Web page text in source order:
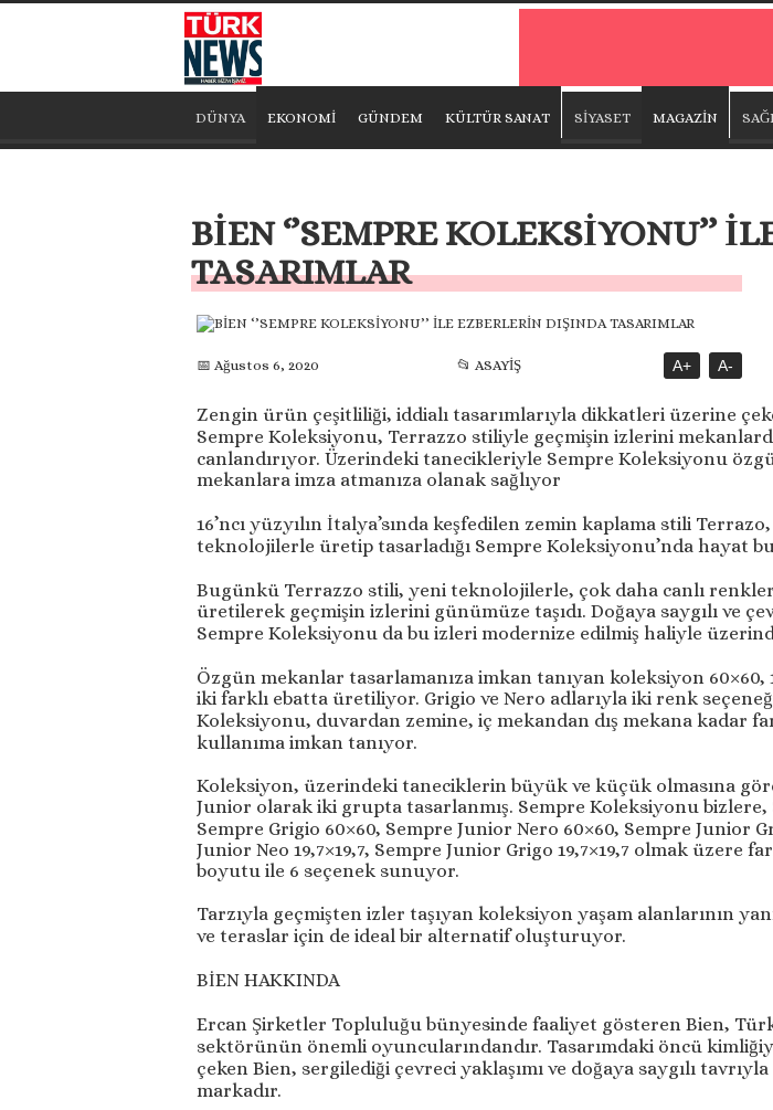
DÜNYA EKONOMİ GÜNDEM KÜLTÜR SANAT SİYASET MAGAZİN
BİEN ‘’SEMPRE KOLEKSİYONU’’
TASARIMLAR
📅 Ağustos 6, 2020 📂 ASAYİŞ A+ A-
Zengin ürün çeşitliliği, iddialı tasarımlarıyla dikkatleri üzerine
Sempre Koleksiyonu, Terrazzo stiliyle geçmişin izlerini
canlandırıyor. Üzerindeki tanecikleriyle Sempre Koleksiyonu
mekanlara imza atmanıza olanak sağlıyor
16’ncı yüzyılın İtalya’sında keşfedilen zemin kaplama stili
teknolojilerle üretip tasarladığı Sempre Koleksiyonu’nda hayat
Bugünkü Terrazzo stili, yeni teknolojilerle, çok daha canlı
üretilerek geçmişin izlerini günümüze taşıdı. Doğaya saygılı ve
Sempre Koleksiyonu da bu izleri modernize edilmiş haliyle
Özgün mekanlar tasarlamanıza imkan tanıyan koleksiyon 60×60,
iki farklı ebatta üretiliyor. Grigio ve Nero adlarıyla iki renk
Koleksiyonu, duvardan zemine, iç mekandan dış mekana kadar
kullanıma imkan tanıyor.
Koleksiyon, üzerindeki taneciklerin büyük ve küçük olmasına
Junior olarak iki grupta tasarlanmış. Sempre Koleksiyonu bizlere,
Sempre Grigio 60×60, Sempre Junior Nero 60×60, Sempre Junior
Junior Neo 19,7×19,7, Sempre Junior Grigo 19,7×19,7 olmak üzere
boyutu ile 6 seçenek sunuyor.
Tarzıyla geçmişten izler taşıyan koleksiyon yaşam alanlarının
ve teraslar için de ideal bir alternatif oluşturuyor.
BİEN HAKKINDA
Ercan Şirketler Topluluğu bünyesinde faaliyet gösteren Bien,
sektörünün önemli oyuncularındandır. Tasarımdaki öncü
çeken Bien, sergilediği çevreci yaklaşımı ve doğaya saygılı
markadır.